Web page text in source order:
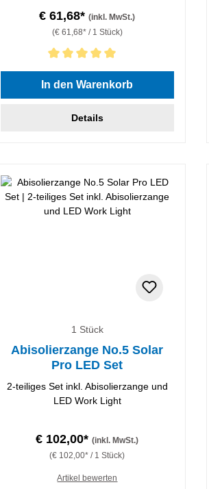
€ 61,68*(inkl. MwSt.)
(€ 61,68* / 1 Stück)
Durchschnittliche Bewertung von 5 von 5 Sternen
In den Warenkorb
Details
1 Stück
Abisolierzange No.5 Solar
Pro LED Set
2-teiliges Set inkl. Abisolierzange und
LED Work Light
€ 102,00*(inkl. MwSt.)
(€ 102,00* / 1 Stück)
Artikel bewerten